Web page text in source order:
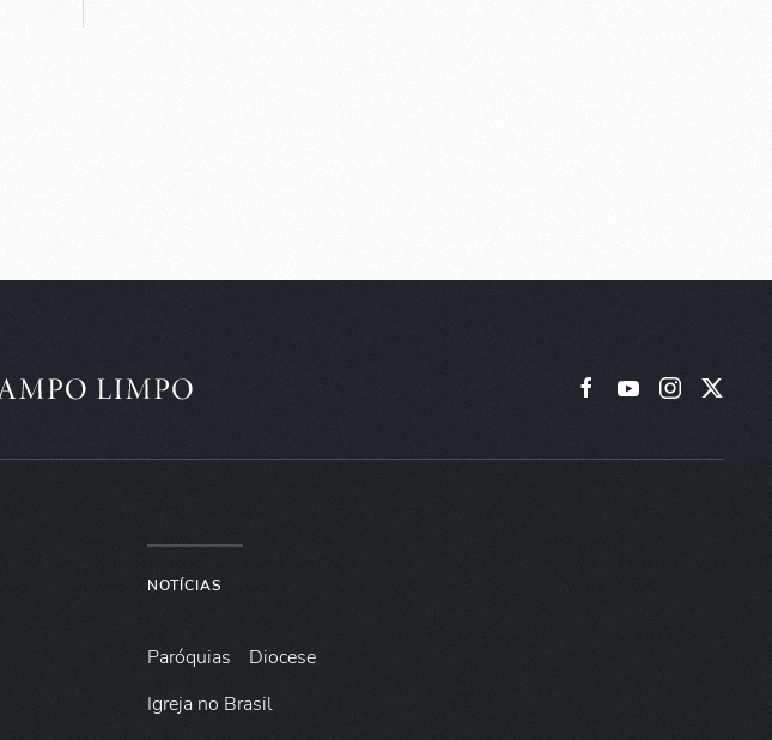
NOTÍCIAS
Paróquias
Diocese
Igreja no Brasil